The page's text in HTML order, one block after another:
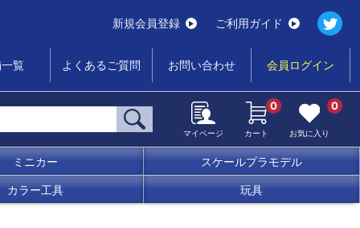
新規会員登録 ご利用ガイド
覧 よくあるご質問 お問い合わせ 会員ログイン
マイページ カート
0
お気に入り
0
ミニカー スケールプラモデル
カラー工具 玩具